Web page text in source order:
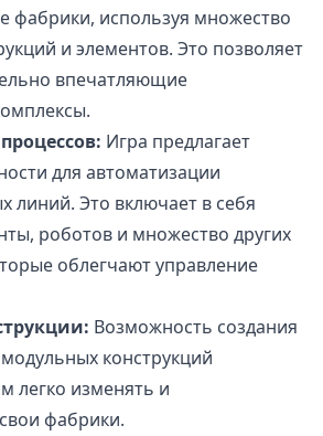
фабрики, используя множество
и элементов. Это позволяет
впечатляющие
Игра предлагает
для автоматизации
линий. Это включает в себя
роботов и множество других
облегчают управление
Возможность создания
конструкций
легко изменять и
фабрики.